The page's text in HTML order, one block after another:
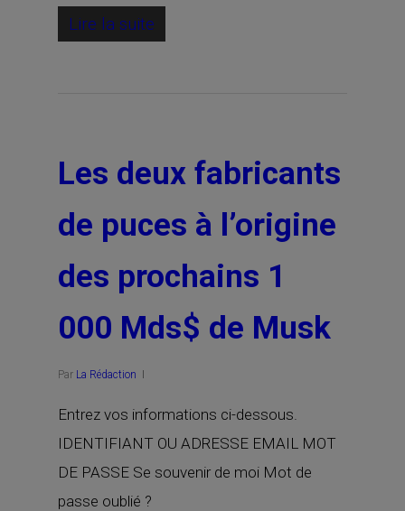
Lire la suite
Les deux fabricants
de puces à l’origine
des prochains 1
000 Mds$ de Musk
Par La Rédaction
Entrez vos informations ci-dessous.
IDENTIFIANT OU ADRESSE EMAIL MOT
DE PASSE Se souvenir de moi Mot de
passe oublié ?